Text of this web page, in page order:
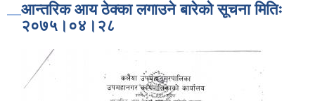
आन्तरिक आय ठेक्का लगाउने बारेको सूचना मितिः
२०७५।०४।२८